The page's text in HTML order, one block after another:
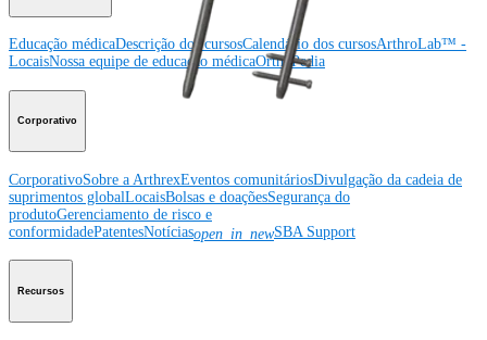
Educação médicaDescrição dos cursosCalendário dos cursosArthroLab™ -
LocaisNossa equipe de educação médicaOrthoPedia
Corporativo
CorporativoSobre a ArthrexEventos comunitáriosDivulgação da cadeia de
suprimentos globalLocaisBolsas e doaçõesSegurança do
produtoGerenciamento de risco e
conformidadePatentesNotíciasopen_in_newSBA Support
Recursos